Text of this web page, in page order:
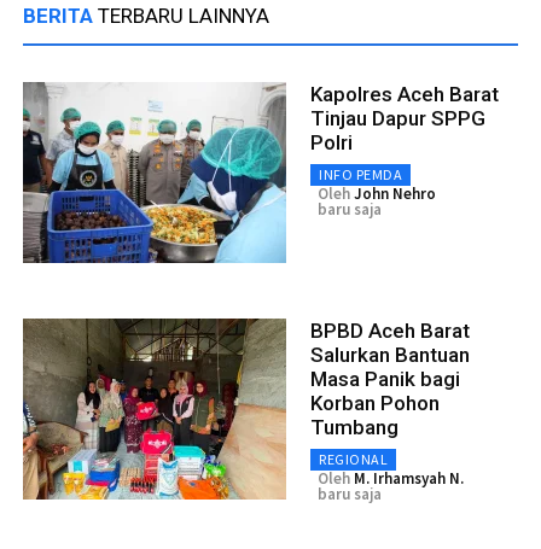
BERITA TERBARU LAINNYA
Kapolres Aceh Barat
Tinjau Dapur SPPG
Polri
INFO PEMDA
OlehJohn Nehro
baru saja
BPBD Aceh Barat
Salurkan Bantuan
Masa Panik bagi
Korban Pohon
Tumbang
REGIONAL
Oleh M. Irhamsyah N.
baru saja